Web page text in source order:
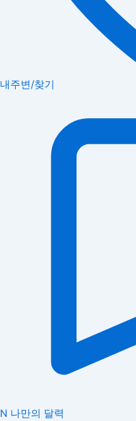
내주변/찾기
N 나만의 달력